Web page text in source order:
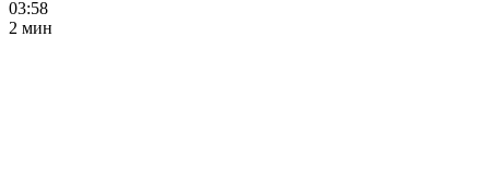
03:58
2 мин